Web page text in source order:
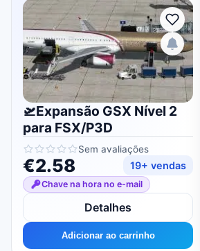
🛫Expansão GSX Nível 2
para FSX/P3D
Sem avaliações
€2.58 19+ vendas
Chave na hora no e-mail
Detalhes
Adicionar ao carrinho